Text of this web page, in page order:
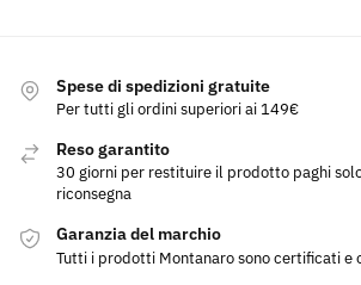
Spese di spedizioni gratuite
Per tutti gli ordini superiori ai 149€
Reso garantito
30 giorni per restituire il prodotto paghi solo le spese di
riconsegna
Garanzia del marchio
Tutti i prodotti Montanaro sono certificati e